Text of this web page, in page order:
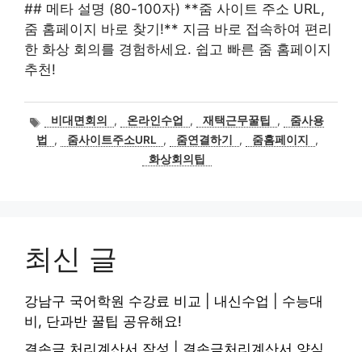
## 메타 설명 (80-100자) **줌 사이트 주소 URL,
줌 홈페이지 바로 찾기!** 지금 바로 접속하여 편리
한 화상 회의를 경험하세요. 쉽고 빠른 줌 홈페이지
추천!
태
그
비대면회의 , 온라인수업 , 재택근무꿀팁 ,
줌사용
법
, 줌사이트주소URL , 줌연결하기 , 줌홈페이지
,
화상회의팁
최신 글
강남구 국어학원 수강료 비교 | 내신수업 | 수능대
비, 단과반 꿀팁 공유해요!
결손금 처리계산서 작성 | 결손금처리계산서 양식